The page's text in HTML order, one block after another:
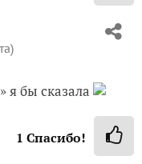
я бы сказала
1 Спасибо!